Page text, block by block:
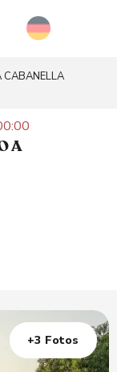
CABANELLA
A
+3 Fotos